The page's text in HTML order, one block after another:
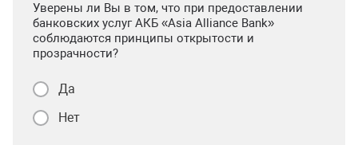
Уверены ли Вы в том, что при предоставлении
банковских услуг АКБ «Asia Alliance Bank»
соблюдаются принципы открытости и
прозрачности?
Да
Нет